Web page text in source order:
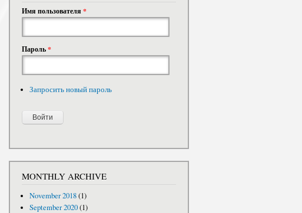
Имя пользователя *
Пароль*
Запросить новый пароль
MONTHLY ARCHIVE
November 2018(1)
September 2020(1)